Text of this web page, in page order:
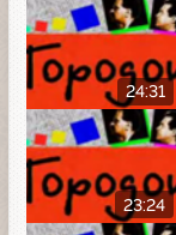
24:31
23:24